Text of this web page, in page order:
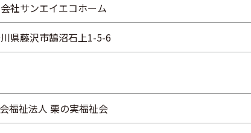
社サンエイエコホーム
県藤沢市鵠沼石上1-5-6
福祉法人 栗の実福祉会